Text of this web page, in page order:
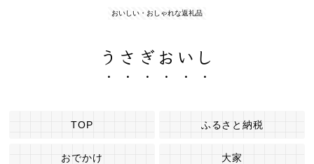
おいしい・おしゃれな返礼品
うさぎおいし
TOP ふるさと納税
おでかけ 大家